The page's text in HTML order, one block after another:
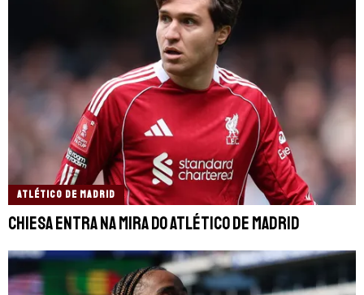
ATLÉTICO DE MADRID
Chiesa entra na mira do Atlético de Madrid